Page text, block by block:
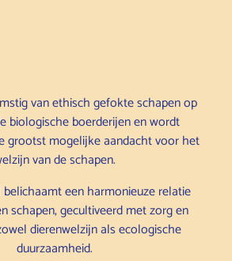
van ethisch gefokte schapen op
biologische boerderijen en wordt
grootst mogelijke aandacht voor het
van de schapen.
een harmonieuze relatie
schapen, gecultiveerd met zorg en
dierenwelzijn als ecologische
duurzaamheid.